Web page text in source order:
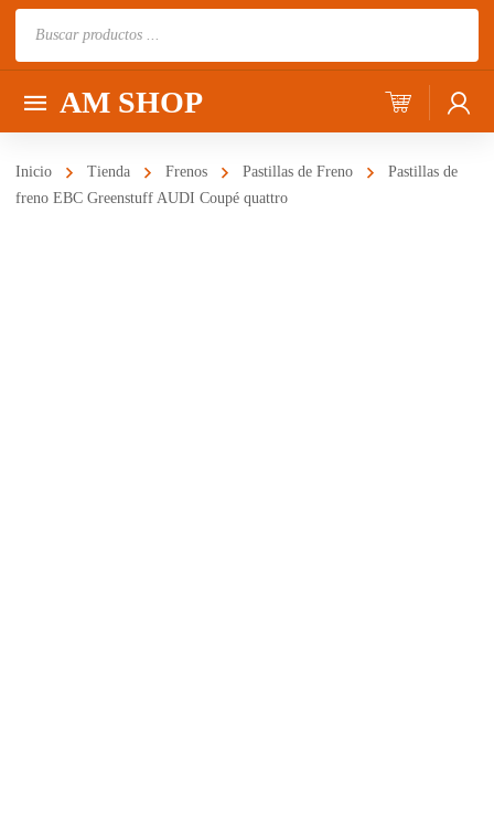
AM SHOP
Inicio Tienda Frenos Pastillas de Freno
Pastillas de
freno EBC Greenstuff AUDI Coupé quattro